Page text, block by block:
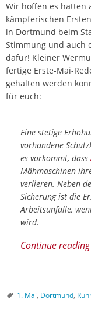
Wir hoffen es hatten
kämpferischen
in Dortmund beim
Stimmung und auch
dafür! Kleiner
fertige Erste-Mai-
gehalten werden
für euch:
Eine stetige
vorhandene
es vorkommt, dass
Mähmaschinen
verlieren. Neben
Sicherung ist die
Arbeitsunfälle,
wird.
Continue reading
1. Mai, Dortmund,